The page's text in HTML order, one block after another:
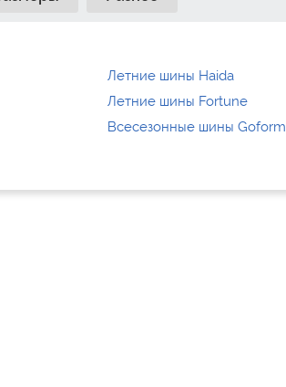
Летние шины Haida
Летние шины Fortune
Всесезонные шины Goform